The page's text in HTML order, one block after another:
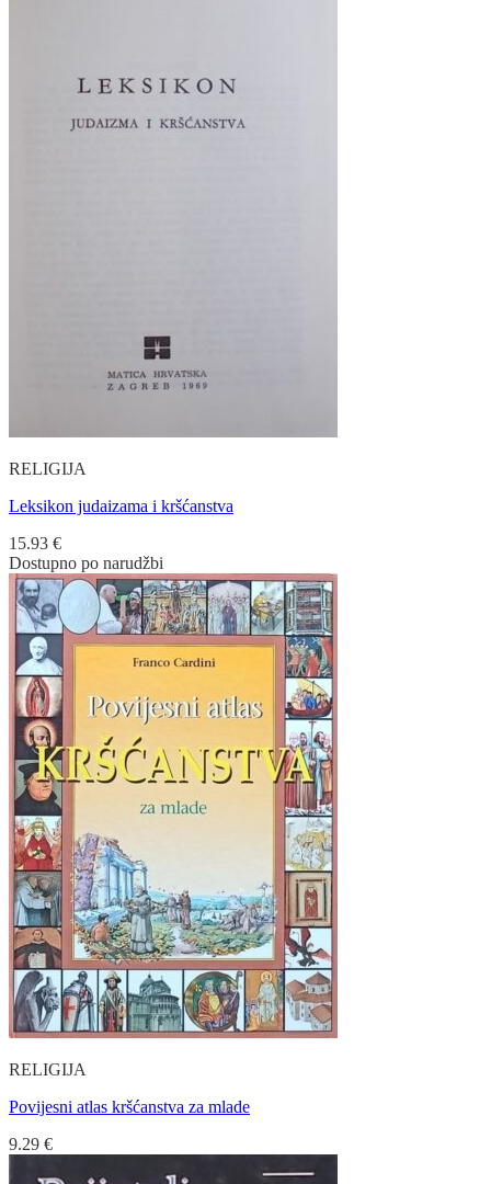
RELIGIJA
Leksikon judaizama i kršćanstva
15.93 €
Dostupno po narudžbi
RELIGIJA
Povijesni atlas kršćanstva za mlade
9.29 €